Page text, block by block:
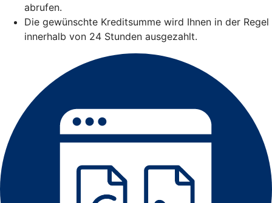
abrufen.
Die gewünschte Kreditsumme wird Ihnen in der Regel
innerhalb von 24 Stunden ausgezahlt.